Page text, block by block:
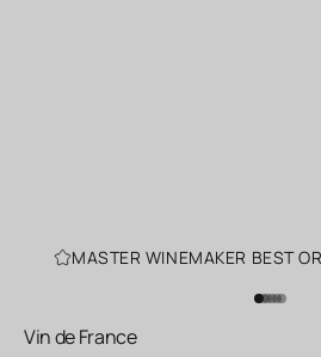
MASTER WINEMAKER BEST
Aller à
Aller à
Aller à
Aller
Aller
Aller
Vin de France